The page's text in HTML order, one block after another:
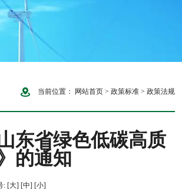
行业信息
当前位置： 网站首页 > 政策标准 > 政策法规
东省绿色低碳高质
的通知
: [大] [中] [小]